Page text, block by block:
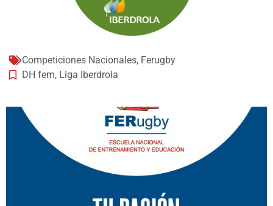
Competiciones Nacionales, Ferugby
DH fem, Liga Iberdrola